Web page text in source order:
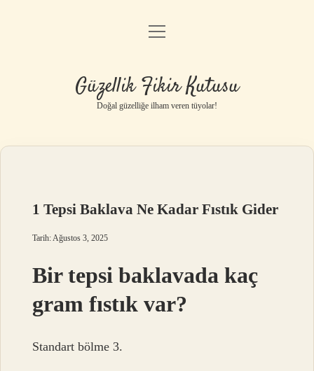
Anasayfa
Yasal Uyarı
menüyü
Güzellik Fikir Kutusu
Doğal güzelliğe ilham veren tüyolar!
1 Tepsi Baklava Ne Kadar Fıstık Gider
Tarih: Ağustos 3, 2025
Bir tepsi baklavada kaç
gram fıstık var?
Standart bölme 3.